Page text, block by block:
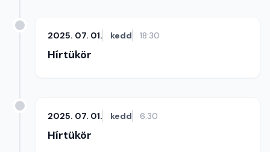
2025. 07. 01. kedd 18:30
Hírtükör
2025. 07. 01. kedd 6:30
Hírtükör